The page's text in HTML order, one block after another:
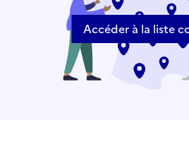
Accéder à la liste